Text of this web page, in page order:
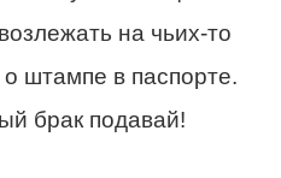
на чьих-то
штампе в паспорте.
брак подавай!